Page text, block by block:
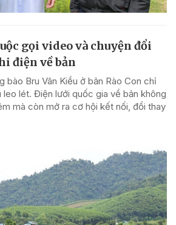
gọi video và chuyện đổi
điện về bản
bào Bru Vân Kiều ở bản Rào Con chỉ
leo lét. Điện lưới quốc gia về bản không
mà còn mở ra cơ hội kết nối, đổi thay